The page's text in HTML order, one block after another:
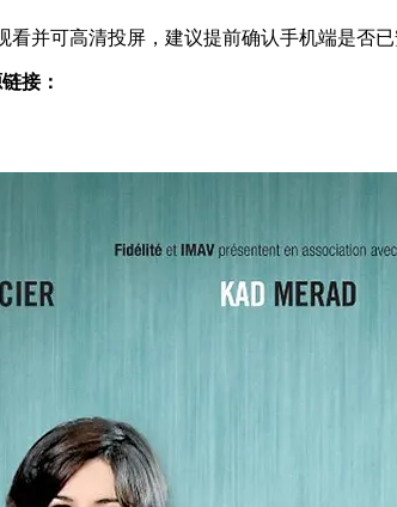
看并可高清投屏，建议提前确认手机端是否
接：